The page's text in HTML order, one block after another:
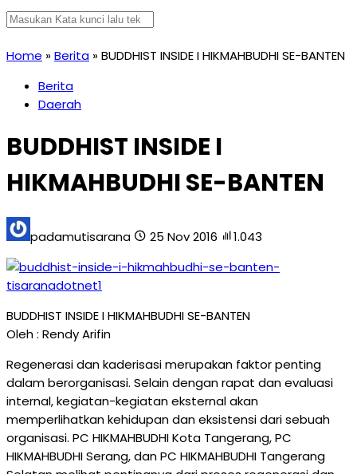
Home »Berita »BUDDHIST INSIDE I HIKMAHBUDHI SE-BANTEN
Berita
Daerah
BUDDHIST INSIDE I
HIKMAHBUDHI SE-BANTEN
padamutisarana 25 Nov 2016 1.043
BUDDHIST INSIDE I HIKMAHBUDHI SE-BANTEN
Oleh : Rendy Arifin
Regenerasi dan kaderisasi merupakan faktor penting
dalam berorganisasi. Selain dengan rapat dan evaluasi
internal, kegiatan-kegiatan eksternal akan
memperlihatkan kehidupan dan eksistensi dari sebuah
organisasi. PC HIKMAHBUDHI Kota Tangerang, PC
HIKMAHBUDHI Serang, dan PC HIKMAHBUDHI Tangerang